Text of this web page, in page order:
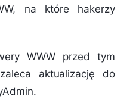
na które hakerzy
WWW przed tym
aktualizację do